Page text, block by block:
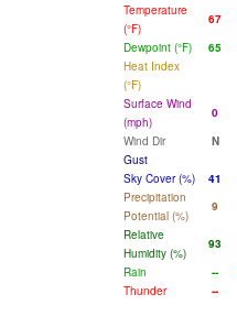
Temperature
(°F)
67
Dewpoint (°F)
65
Heat Index
(°F)
Surface Wind
(mph)
0
Wind Dir
N
Gust
Sky Cover (%)
41
Precipitation
Potential (%)
9
Relative
Humidity (%)
93
Rain
--
Thunder
--